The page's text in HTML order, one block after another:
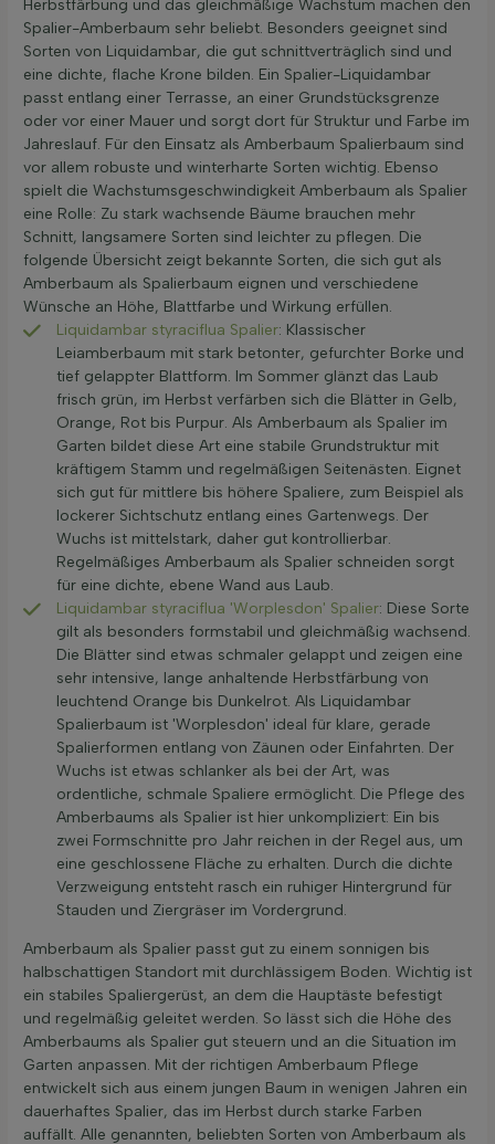
Herbstfärbung und das gleichmäßige Wachstum machen den
Spalier-Amberbaum sehr beliebt. Besonders geeignet sind
Sorten von Liquidambar, die gut schnittverträglich sind und
eine dichte, flache Krone bilden. Ein Spalier-Liquidambar
passt entlang einer Terrasse, an einer Grundstücksgrenze
oder vor einer Mauer und sorgt dort für Struktur und Farbe im
Jahreslauf. Für den Einsatz als Amberbaum Spalierbaum sind
vor allem robuste und winterharte Sorten wichtig. Ebenso
spielt die Wachstumsgeschwindigkeit Amberbaum als Spalier
eine Rolle: Zu stark wachsende Bäume brauchen mehr
Schnitt, langsamere Sorten sind leichter zu pflegen. Die
folgende Übersicht zeigt bekannte Sorten, die sich gut als
Amberbaum als Spalierbaum eignen und verschiedene
Wünsche an Höhe, Blattfarbe und Wirkung erfüllen.
Liquidambar styraciflua Spalier: Klassischer
Leiamberbaum mit stark betonter, gefurchter Borke und
tief gelappter Blattform. Im Sommer glänzt das Laub
frisch grün, im Herbst verfärben sich die Blätter in Gelb,
Orange, Rot bis Purpur. Als Amberbaum als Spalier im
Garten bildet diese Art eine stabile Grundstruktur mit
kräftigem Stamm und regelmäßigen Seitenästen. Eignet
sich gut für mittlere bis höhere Spaliere, zum Beispiel als
lockerer Sichtschutz entlang eines Gartenwegs. Der
Wuchs ist mittelstark, daher gut kontrollierbar.
Regelmäßiges Amberbaum als Spalier schneiden sorgt
für eine dichte, ebene Wand aus Laub.
Liquidambar styraciflua 'Worplesdon' Spalier: Diese Sorte
gilt als besonders formstabil und gleichmäßig wachsend.
Die Blätter sind etwas schmaler gelappt und zeigen eine
sehr intensive, lange anhaltende Herbstfärbung von
leuchtend Orange bis Dunkelrot. Als Liquidambar
Spalierbaum ist 'Worplesdon' ideal für klare, gerade
Spalierformen entlang von Zäunen oder Einfahrten. Der
Wuchs ist etwas schlanker als bei der Art, was
ordentliche, schmale Spaliere ermöglicht. Die Pflege des
Amberbaums als Spalier ist hier unkompliziert: Ein bis
zwei Formschnitte pro Jahr reichen in der Regel aus, um
eine geschlossene Fläche zu erhalten. Durch die dichte
Verzweigung entsteht rasch ein ruhiger Hintergrund für
Stauden und Ziergräser im Vordergrund.
Amberbaum als Spalier passt gut zu einem sonnigen bis
halbschattigen Standort mit durchlässigem Boden. Wichtig ist
ein stabiles Spaliergerüst, an dem die Hauptäste befestigt
und regelmäßig geleitet werden. So lässt sich die Höhe des
Amberbaums als Spalier gut steuern und an die Situation im
Garten anpassen. Mit der richtigen Amberbaum Pflege
entwickelt sich aus einem jungen Baum in wenigen Jahren ein
dauerhaftes Spalier, das im Herbst durch starke Farben
auffällt. Alle genannten, beliebten Sorten von Amberbaum als